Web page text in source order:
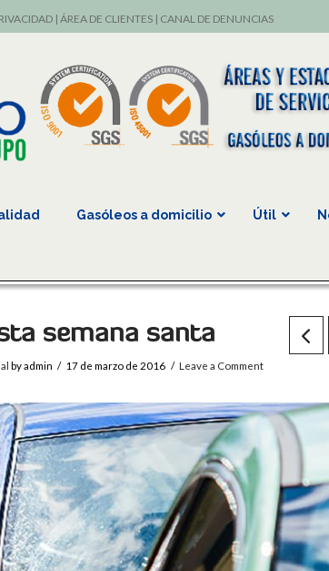
| ÁREA DE CLIENTES| CANAL DE DENUNCIAS
Gasóleos a domicilio Útil
semana santa
by admin 17 de marzo de 2016 Leave a Comment